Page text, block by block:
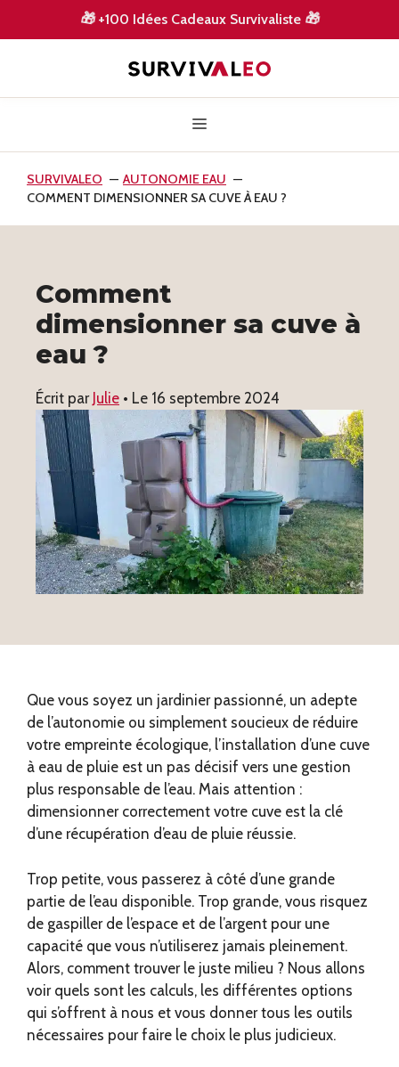
🎁+100 Idées Cadeaux Survivaliste 🎁
Menu
SURVIVALEO
AUTONOMIE EAU
COMMENT DIMENSIONNER SA CUVE À EAU ?
Comment
dimensionner sa cuve à
eau ?
Écrit par Julie • Le 16 septembre 2024
Que vous soyez un jardinier passionné, un adepte
de l’autonomie ou simplement soucieux de réduire
votre empreinte écologique, l’installation d’une cuve
à eau de pluie est un pas décisif vers une gestion
plus responsable de l’eau. Mais attention :
dimensionner correctement votre cuve est la clé
d’une récupération d’eau de pluie réussie.
Trop petite, vous passerez à côté d’une grande
partie de l’eau disponible. Trop grande, vous risquez
de gaspiller de l’espace et de l’argent pour une
capacité que vous n’utiliserez jamais pleinement.
Alors, comment trouver le juste milieu ? Nous allons
voir quels sont les calculs, les différentes options
qui s’offrent à nous et vous donner tous les outils
nécessaires pour faire le choix le plus judicieux.